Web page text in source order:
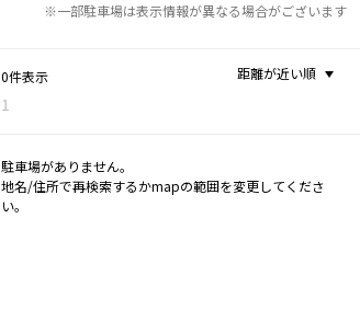
※一部駐車場は表示情報が異なる場合がございます
0件表示
1
距離が近い順
駐車場がありません。
地名/住所で再検索するかmapの範囲を変更してくださ
い。